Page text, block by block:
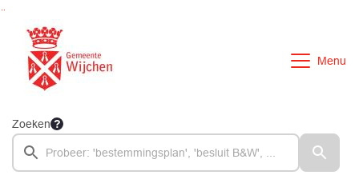
Ga naar de inhoud van deze pagina
Ga naar het zoeken
Ga naar het menu
Menu
Zoeken